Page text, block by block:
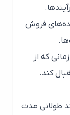
فروش
که از
مدت